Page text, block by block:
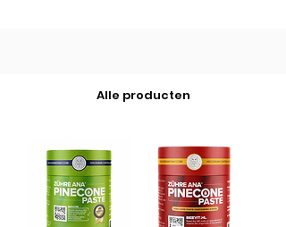
Alle producten